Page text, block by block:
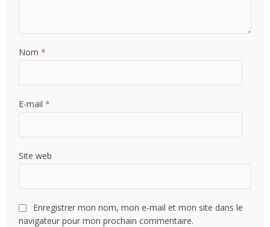
Nom*
E-mail*
Site web
Enregistrer mon nom, mon e-mail et mon site dans le
navigateur pour mon prochain commentaire.